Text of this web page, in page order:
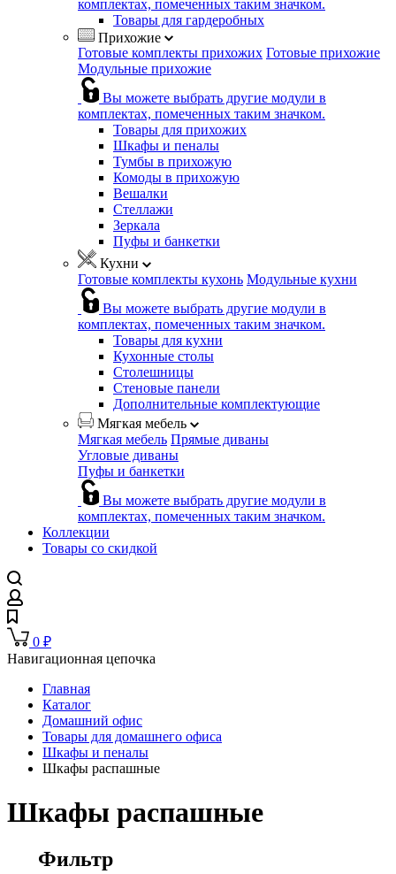
комплектах, помеченных таким значком.
Товары для гардеробных
Прихожие
Готовые комплекты прихожих Готовые прихожие
Модульные прихожие
Вы можете выбрать другие модули в
комплектах, помеченных таким значком.
Товары для прихожих
Шкафы и пеналы
Тумбы в прихожую
Комоды в прихожую
Вешалки
Стеллажи
Зеркала
Пуфы и банкетки
Кухни
Готовые комплекты кухонь Модульные кухни
Вы можете выбрать другие модули в
комплектах, помеченных таким значком.
Товары для кухни
Кухонные столы
Столешницы
Стеновые панели
Дополнительные комплектующие
Мягкая мебель
Мягкая мебель Прямые диваны
Угловые диваны
Пуфы и банкетки
Вы можете выбрать другие модули в
комплектах, помеченных таким значком.
Коллекции
Товары со скидкой
0 ₽
Навигационная цепочка
Главная
Каталог
Домашний офис
Товары для домашнего офиса
Шкафы и пеналы
Шкафы распашные
Шкафы распашные
Фильтр